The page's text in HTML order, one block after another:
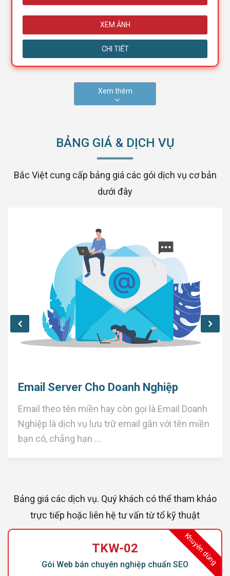
XEM ẢNH
CHI TIẾT
Xem thêm
BẢNG GIÁ & DỊCH VỤ
Bắc Việt cung cấp bảng giá các gói dịch vụ cơ bản
dưới đây
Email Server Cho Doanh Nghiệp
Email theo tên miền hay còn gọi là Email Doanh
Nghiệp là dịch vụ lưu trữ email gắn với tên miền
bạn có, chẳng hạn ...
Bảng giá các dịch vụ. Quý khách có thể tham khảo
trực tiếp hoặc liên hệ tư vấn từ tổ kỹ thuật
Khuyên dùng
TKW-02
Gói Web bán chuyên nghiệp chuẩn SEO